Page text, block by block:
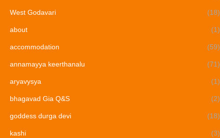
West Godavari (18)
about (1)
accommodation (59)
annamayya keerthanalu (71)
aryavysya (1)
bhagavad Gia Q&S (2)
goddess durga devi (18)
kashi (3)